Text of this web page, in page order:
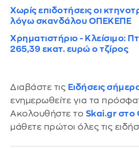
Χωρίς επιδοτήσεις οι
λόγω σκανδάλου ΟΠΕΚΕΠΕ
Χρηματιστήριο - Κλείσιμο:
265,39 εκατ. ευρώ ο τζίρος
Διαβάστε τις Ειδήσεις
ενημερωθείτε για τα
Ακολουθήστε το Skai.gr στο
μάθετε πρώτοι όλες τις